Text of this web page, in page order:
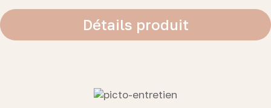
Détails produit